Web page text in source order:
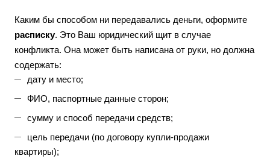
Каким бы способом ни передавались деньги, оформите
расписку. Это Ваш юридический щит в случае
конфликта. Она может быть написана от руки, но должна
содержать:
дату и место;
ФИО, паспортные данные сторон;
сумму и способ передачи средств;
цель передачи (по договору купли-продажи
квартиры);